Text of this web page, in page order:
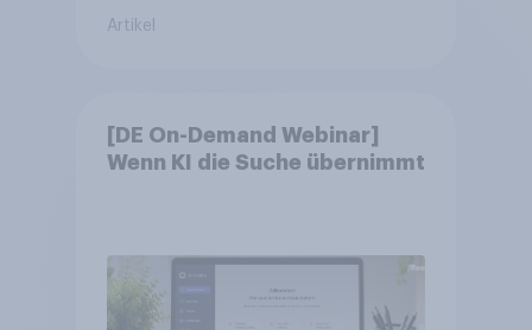
Artikel
[DE On-Demand Webinar]
Wenn KI die Suche übernimmt